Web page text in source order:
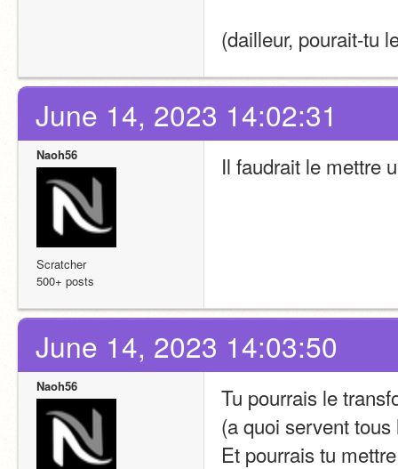
(dailleur, pourait-tu
June 14, 2023 14:02:31
Naoh56
Scratcher
500+ posts
Il faudrait le mettre
June 14, 2023 14:03:50
Naoh56
Tu pourrais le
(a quoi servent
Et pourrais tu